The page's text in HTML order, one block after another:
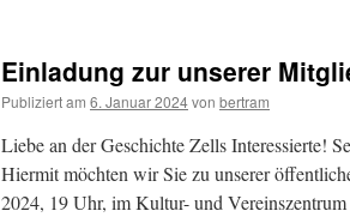
Einladung zur unserer
Publiziert am 6. Januar 2024von bertram
Liebe an der Geschichte Zells Interessierte!
Hiermit möchten wir Sie zu unserer
2024, 19 Uhr, im Kultur- und